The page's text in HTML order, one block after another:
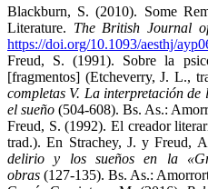
Blackburn, S. (2010). Some
Literature. The British Journal
https://doi.org/10.1093/aesthj/
Freud, S. (1991). Sobre la
[fragmentos] (Etcheverry, J. L.,
completas V. La interpretación de
el sueño (504-608). Bs. As.:
Freud, S. (1992). El creador
trad.). En Strachey, J. y Freud,
delirio y los sueños en la
obras (127-135). Bs. As.: